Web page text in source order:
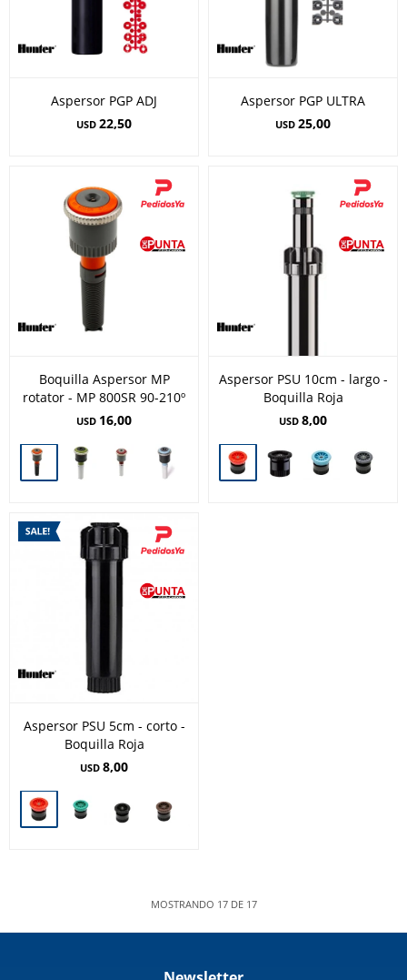
Aspersor PGP ADJ
USD 22,50
Aspersor PGP ULTRA
USD 25,00
Boquilla Aspersor MP
rotator - MP 800SR 90-210º
USD 16,00
Aspersor PSU 10cm - largo -
Boquilla Roja
USD 8,00
Aspersor PSU 5cm - corto -
Boquilla Roja
USD 8,00
MOSTRANDO 17DE 17